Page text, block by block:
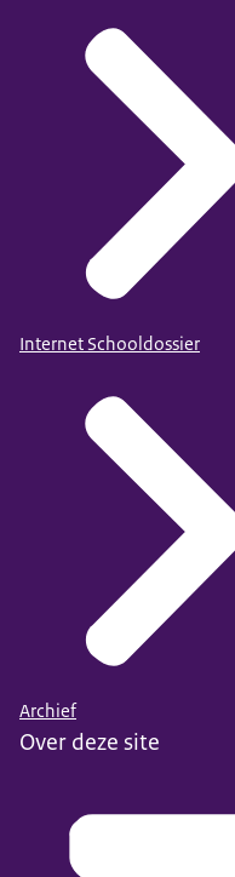
Internet Schooldossier
Archief
Over deze site